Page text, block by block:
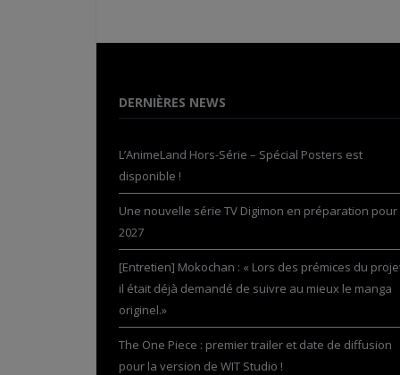
DERNIÈRES NEWS
L’AnimeLand Hors-Série – Spécial Posters est
disponible !
Une nouvelle série TV Digimon en préparation pour
2027
[Entretien] Mokochan : « Lors des prémices du
il était déjà demandé de suivre au mieux le manga
originel.»
The One Piece : premier trailer et date de diffusion
pour la version de WIT Studio !